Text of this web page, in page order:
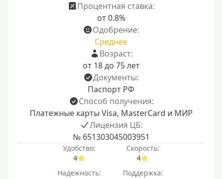
Процентная ставка:
от 0.8%
Одобрение:
Среднее
Возраст:
от 18 до 75 лет
Документы:
Паспорт РФ
Способ получения:
Платежные карты Visa, MasterCard и МИР
Лицензия ЦБ:
№ 651303045003951
Удобство:
4
Скорость:
4
Надежность:
Поддержка: